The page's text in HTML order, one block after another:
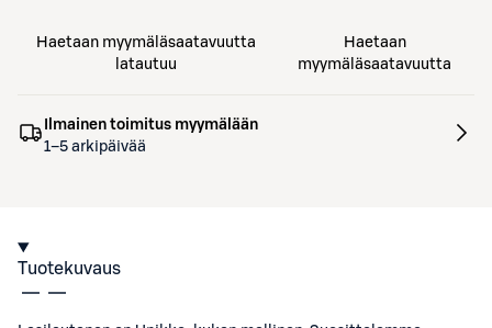
Haetaan myymäläsaatavuutta
latautuu
Haetaan
myymäläsaatavuutta
Ilmainen toimitus myymälään
1–5 arkipäivää
Tuotekuvaus